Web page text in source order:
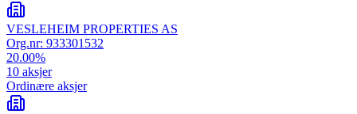
VESLEHEIM PROPERTIES AS
Org.nr: 933301532
20.00%
10 aksjer
Ordinære aksjer